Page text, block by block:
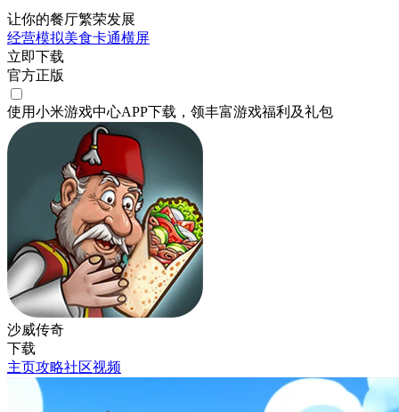
让你的餐厅繁荣发展
经营模拟美食卡通横屏
立即下载
官方正版
使用小米游戏中心APP下载 ，领丰富游戏福利 及礼包
沙威传奇
下载
主页攻略社区视频